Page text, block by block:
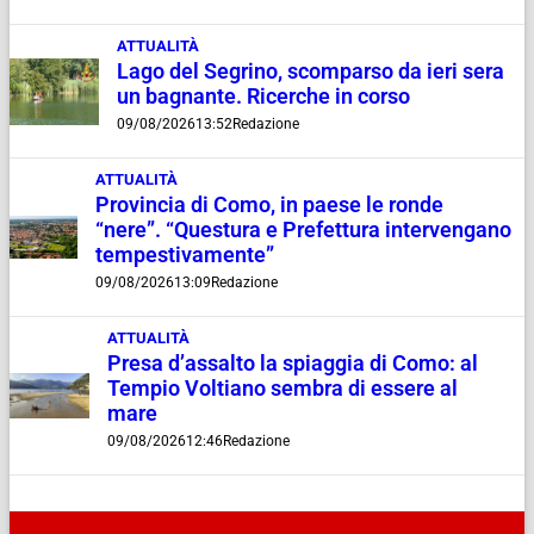
ATTUALITÀ
Lago del Segrino, scomparso da ieri sera
un bagnante. Ricerche in corso
09/08/202613:52Redazione
ATTUALITÀ
Provincia di Como, in paese le ronde
“nere”. “Questura e Prefettura intervengano
tempestivamente”
09/08/202613:09 Redazione
ATTUALITÀ
Presa d’assalto la spiaggia di Como: al
Tempio Voltiano sembra di essere al
mare
09/08/202612:46Redazione